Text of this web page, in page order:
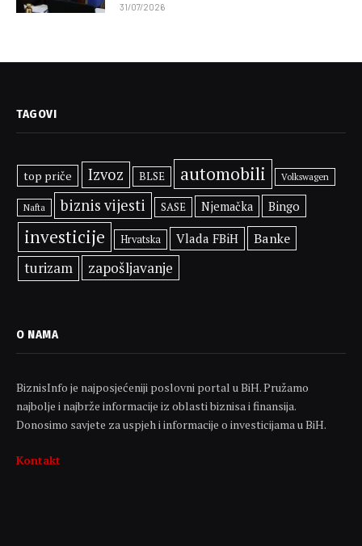
31/07/2026
TAGOVI
top priče Izvoz BLSE automobili Volkswagen
Nafta biznis vijesti SASE Njemačka Bingo
investicije Hrvatska Vlada FBiH
Banke
turizam
zapošljavanje
O NAMA
BiznisInfo je najposjećeniji poslovni portal u BiH. Pružamo
najbolje i najbrže informacije iz oblasti biznisa i finansija.
Donosimo savjete za uspjeh i informacije o investicijama u BiH.
Kontakt